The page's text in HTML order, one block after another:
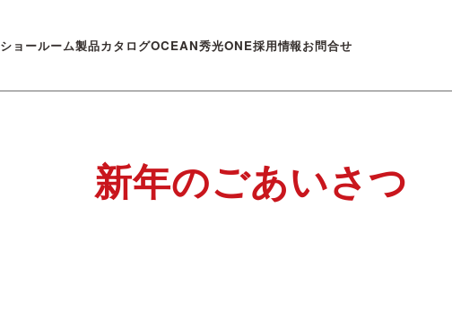
ショールーム製品カタログOCEAN秀光ONE採用情報お問合せ
新年のごあいさつ